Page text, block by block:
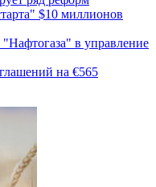
$10 миллионов
в управление
на €565